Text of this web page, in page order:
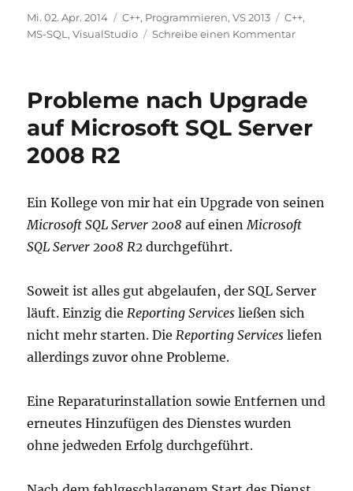
Veröffentlicht
am
Mi. 02. Apr. 2014 Kategorien
C++, Programmieren,VS 2013 Schlagwörter
C++,
MS-SQL ,VisualStudio Schreibe einen Kommentarzu
Update
RC
Probleme nach Upgrade
auf Microsoft SQL Server
2008 R2
Ein Kollege von mir hat ein Upgrade von seinen
Microsoft SQL Server 2008 auf einenMicrosoft
SQL Server 2008 R2 durchgeführt.
Soweit ist alles gut abgelaufen, der SQL Server
läuft. Einzig dieReporting Servicesließen sich
nicht mehr starten. DieReporting Servicesliefen
allerdings zuvor ohne Probleme.
Eine Reparaturinstallation sowie Entfernen und
erneutes Hinzufügen des Dienstes wurden
ohne jedweden Erfolg durchgeführt.